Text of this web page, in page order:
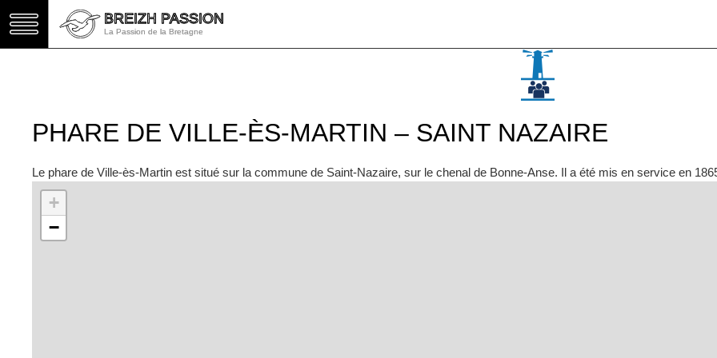
BREIZH PASSION
La Passion de la Bretagne
PHARE DE VILLE-ÈS-MARTIN – SAINT NAZAIRE
Le phare de Ville-ès-Martin est situé sur la commune de Saint-Nazaire, sur le chenal de Bonne-Anse. Il a été mis en service en
+
−
BREIZH PASSION
La Passion de la Bretagne